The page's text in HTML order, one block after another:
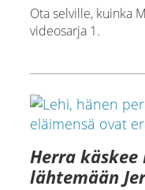
Ota selville, kuinka
videosarja 1.
Herra
lähtemään